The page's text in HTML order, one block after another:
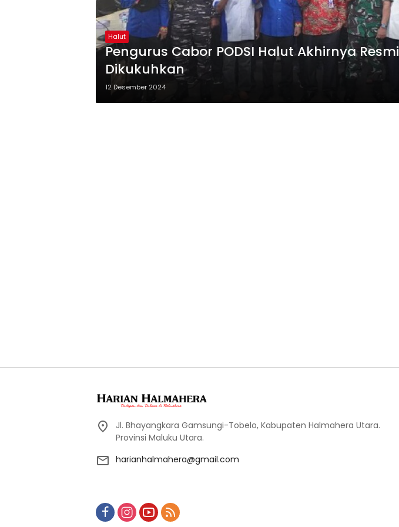
Halut
Pengurus Cabor PODSI Halut Akhirnya Resmi
Dikukuhkan
12 Desember 2024
Jl. Bhayangkara Gamsungi-Tobelo, Kabupaten Halmahera Utara.
Provinsi Maluku Utara.
harianhalmahera@gmail.com